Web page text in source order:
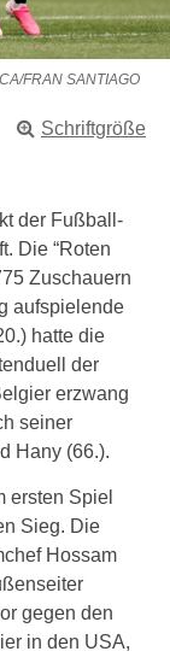
FRAN SANTIAGO
Schriftgröße
der Fußball-
Die “Roten
Zuschauern
aufspielende
hatte die
der
erzwang
seiner
Hany (66.).
ersten Spiel
Sieg. Die
Hossam
gegen den
in den USA,